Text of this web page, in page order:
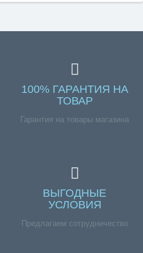
100% ГАРАНТИЯ НА
ТОВАР
Гарантия на товары магазина
ВЫГОДНЫЕ
УСЛОВИЯ
Предлагаем сотрудничество